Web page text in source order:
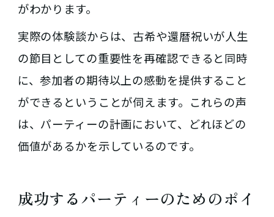
がわかります。
実際の体験談からは、古希や還暦祝いが人生
の節目としての重要性を再確認できると同時
に、参加者の期待以上の感動を提供すること
ができるということが伺えます。これらの声
は、パーティーの計画において、どれほどの
価値があるかを示しているのです。
成功するパーティーのためのポイ